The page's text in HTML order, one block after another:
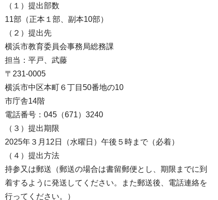
（１）提出部数
11部（正本１部、副本10部）
（２）提出先
横浜市教育委員会事務局総務課
担当：平戸、武藤
〒231-0005
横浜市中区本町６丁目50番地の10
市庁舎14階
電話番号：045（671）3240
（３）提出期限
2025年３月12日（水曜日）午後５時まで（必着）
（４）提出方法
持参又は郵送（郵送の場合は書留郵便とし、期限までに到
着するように発送してください。また郵送後、電話連絡を
行ってください。）